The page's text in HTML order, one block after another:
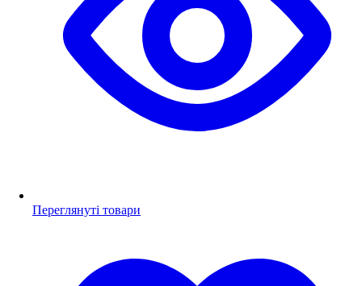
Переглянуті товари